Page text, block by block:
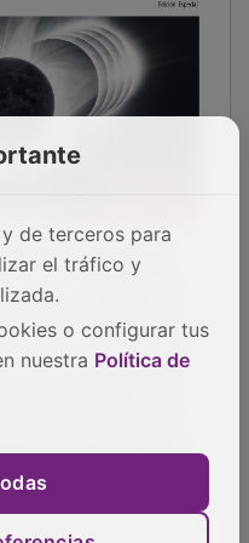
de terceros para
el tráfico y
o configurar tus
nuestra Política de